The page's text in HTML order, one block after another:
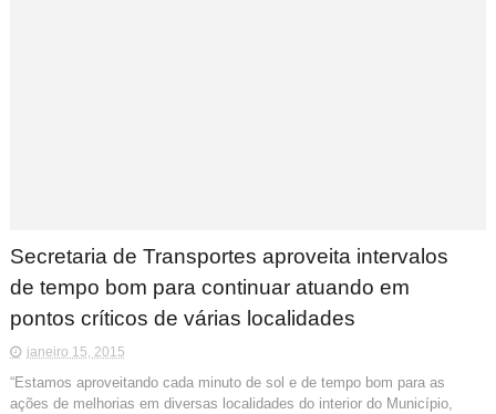
Secretaria de Transportes aproveita intervalos
de tempo bom para continuar atuando em
pontos críticos de várias localidades
janeiro 15, 2015
“Estamos aproveitando cada minuto de sol e de tempo bom para as
ações de melhorias em diversas localidades do interior do Município,